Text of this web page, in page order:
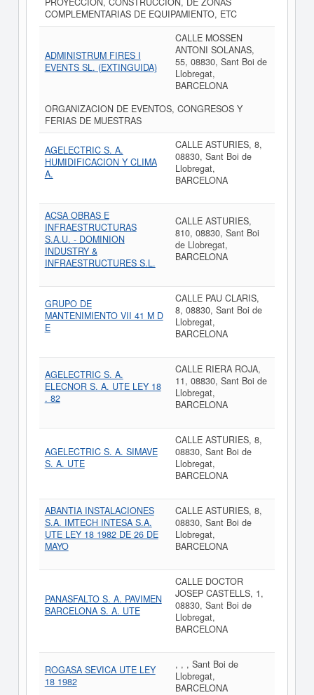
COMPLEMENTARIAS DE EQUIPAMIENTO, ETC
ADMINISTRUM FIRES I
EVENTS SL. (EXTINGUIDA)
CALLE MOSSEN
ANTONI SOLANAS,
55, 08830, Sant Boi de
Llobregat,
BARCELONA
ORGANIZACION DE EVENTOS, CONGRESOS Y
FERIAS DE MUESTRAS
AGELECTRIC S. A.
HUMIDIFICACION Y CLIMA
A.
CALLE ASTURIES, 8,
08830, Sant Boi de
Llobregat,
BARCELONA
ACSA OBRAS E
INFRAESTRUCTURAS
S.A.U. - DOMINION
INDUSTRY &
INFRAESTRUCTURES S.L.
CALLE ASTURIES,
810, 08830, Sant Boi
de Llobregat,
BARCELONA
GRUPO DE
MANTENIMIENTO VII 41 M D
E
CALLE PAU CLARIS,
8, 08830, Sant Boi de
Llobregat,
BARCELONA
AGELECTRIC S. A.
ELECNOR S. A. UTE LEY 18
. 82
CALLE RIERA ROJA,
11, 08830, Sant Boi de
Llobregat,
BARCELONA
AGELECTRIC S. A. SIMAVE
S. A. UTE
CALLE ASTURIES, 8,
08830, Sant Boi de
Llobregat,
BARCELONA
ABANTIA INSTALACIONES
S.A. IMTECH INTESA S.A.
UTE LEY 18 1982 DE 26 DE
MAYO
CALLE ASTURIES, 8,
08830, Sant Boi de
Llobregat,
BARCELONA
PANASFALTO S. A. PAVIMEN
BARCELONA S. A. UTE
CALLE DOCTOR
JOSEP CASTELLS, 1,
08830, Sant Boi de
Llobregat,
BARCELONA
ROGASA SEVICA UTE LEY
18 1982
, , , Sant Boi de
Llobregat,
BARCELONA